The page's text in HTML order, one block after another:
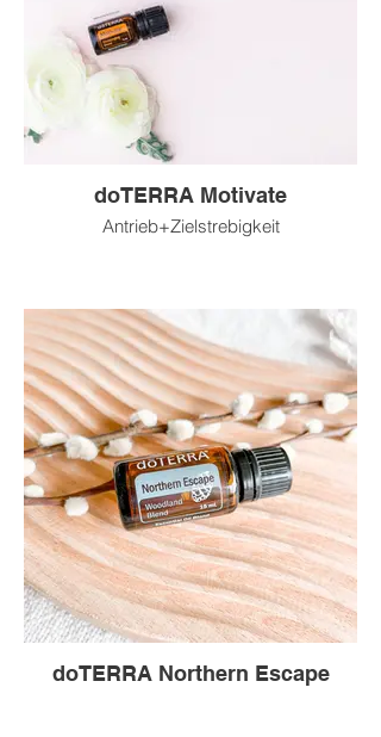
doTERRA Motivate
Antrieb+Zielstrebigkeit
doTERRA Northern Escape